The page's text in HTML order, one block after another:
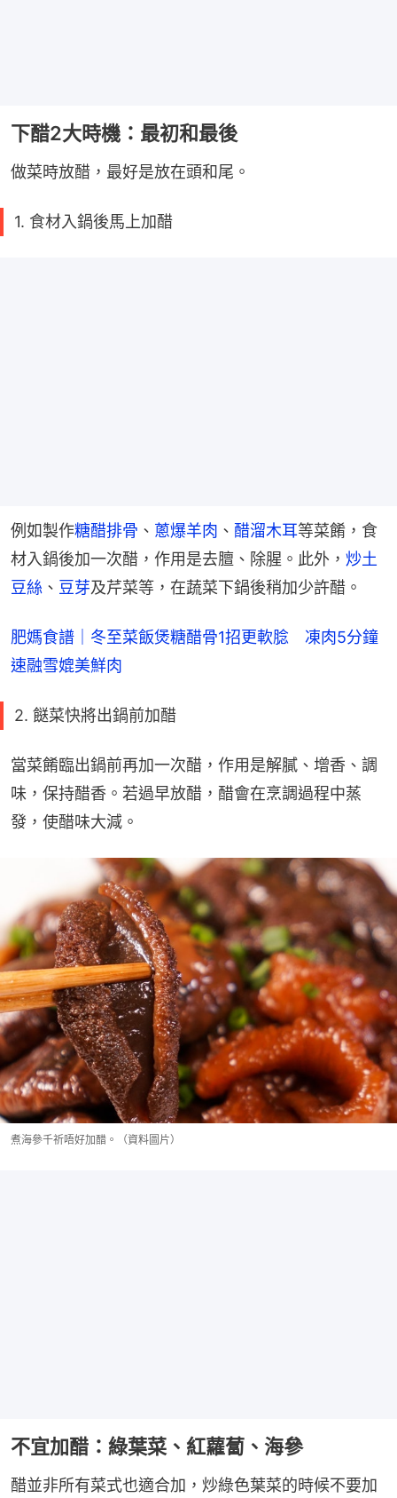
下醋2大時機：最初和最後
做菜時放醋，最好是放在頭和尾。
1. 食材入鍋後馬上加醋
例如製作糖醋排骨 、 蔥爆羊肉 、 醋溜木耳等菜餚，食
材入鍋後加一次醋，作用是去膻、除腥。此外， 炒土
豆絲 、 豆芽及芹菜等，在蔬菜下鍋後稍加少許醋。
肥媽食譜｜冬至菜飯煲糖醋骨1招更軟腍　凍肉5分鐘
速融雪媲美鮮肉
2. 餸菜快將出鍋前加醋
當菜餚臨出鍋前再加一次醋，作用是解膩、增香、調
味，保持醋香。若過早放醋，醋會在烹調過程中蒸
發，使醋味大減。
煮海參千祈唔好加醋。（資料圖片）
不宜加醋：綠葉菜、紅蘿蔔、海參
醋並非所有菜式也適合加，炒綠色葉菜的時候不要加